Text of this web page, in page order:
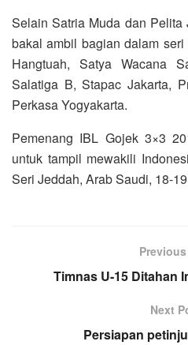
Selain Satria Muda dan
bakal ambil bagian dalam
Hangtuah, Satya Wacana
Salatiga B, Stapac Jakarta,
Perkasa Yogyakarta.
Pemenang IBL Gojek 3×3
untuk tampil mewakili
Seri Jeddah, Arab Saudi, 18-
Timnas U-15 Ditahan
Next
Persiapan